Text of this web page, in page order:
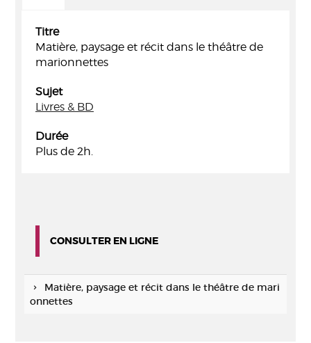
Titre
Matière, paysage et récit dans le théâtre de
marionnettes
Sujet
Livres & BD
Durée
Plus de 2h.
CONSULTER EN LIGNE
Matière, paysage et récit dans le théâtre de mari
onnettes